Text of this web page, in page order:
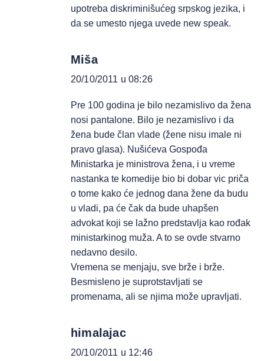
upotreba diskriminišućeg srpskog jezika, i
da se umesto njega uvede new speak.
Miša
20/10/2011 u 08:26
Pre 100 godina je bilo nezamislivo da žena
nosi pantalone. Bilo je nezamislivo i da
žena bude član vlade (žene nisu imale ni
pravo glasa). Nušićeva Gospođa
Ministarka je ministrova žena, i u vreme
nastanka te komedije bio bi dobar vic priča
o tome kako će jednog dana žene da budu
u vladi, pa će čak da bude uhapšen
advokat koji se lažno predstavlja kao rođak
ministarkinog muža. A to se ovde stvarno
nedavno desilo.
Vremena se menjaju, sve brže i brže.
Besmisleno je suprotstavljati se
promenama, ali se njima može upravljati.
himalajac
20/10/2011 u 12:46